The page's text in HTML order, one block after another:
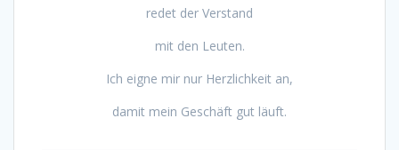
redet der Verstand
mit den Leuten.
Ich eigne mir nur Herzlichkeit an,
damit mein Geschäft gut läuft.